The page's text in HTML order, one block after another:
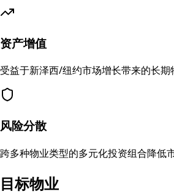
资产增值
受益于新泽西/纽约市场增长带来的长期
风险分散
跨多种物业类型的多元化投资组合降低
目标物业